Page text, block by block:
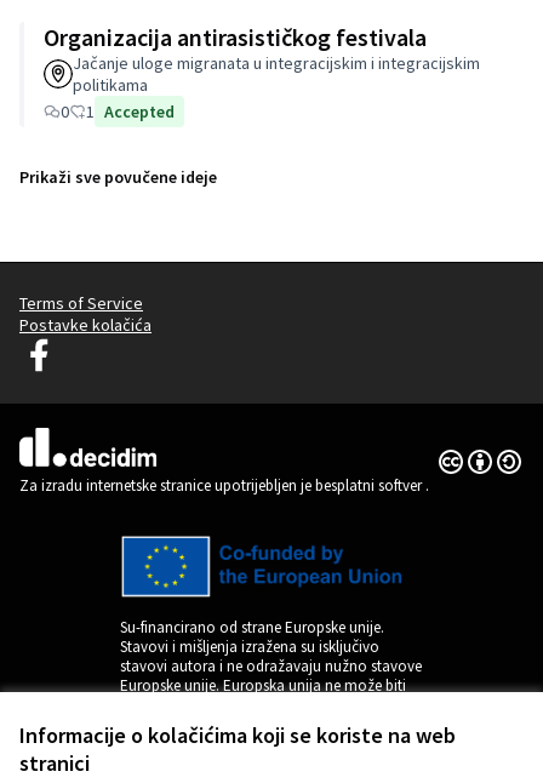
Informacije o kolačićima koji se koriste na web
stranici
Organizacija antirasističkog festivala
Jačanje uloge migranata u integracijskim i integracijskim
politikama
0
1 Accepted
Prikaži sve povučene ideje
Terms of Service
Postavke kolačića
Decidim Ljubljana na Facebooku
(Vanjska poveznica)
Za izradu internetske stranice upotrijebljen je besplatni softver.
Licencija
(Vanjska
Su-financirano od strane Europske unije.
Stavovi i mišljenja izražena su isključivo
stavovi autora i ne odražavaju nužno stavove
Europske unije. Europska unija ne može biti